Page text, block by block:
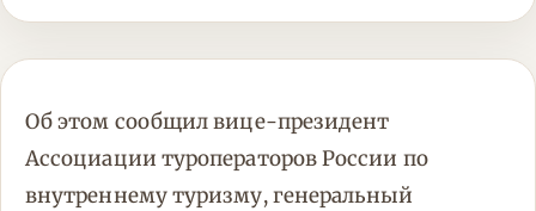
Об этом сообщил вице-президент
Ассоциации туроператоров России по
внутреннему туризму, генеральный